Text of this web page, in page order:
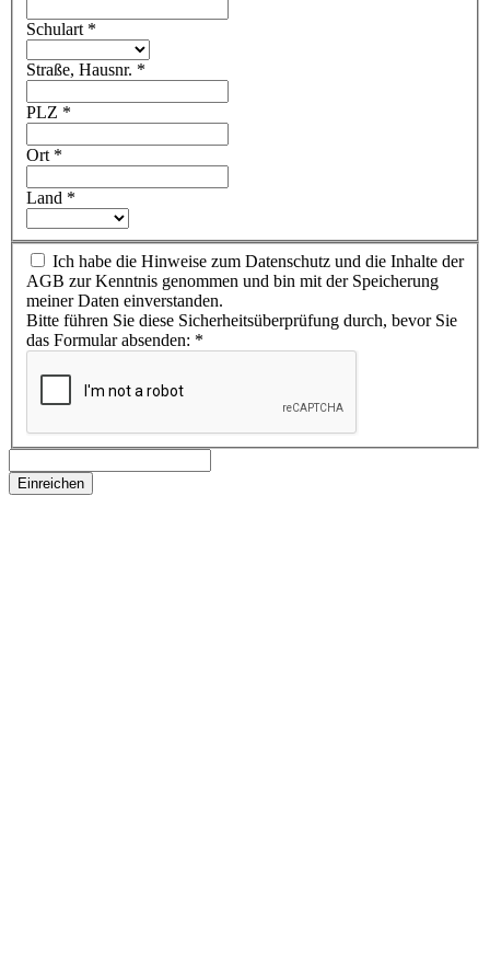
Schulart *
Straße, Hausnr. *
PLZ *
Ort *
Land *
Ich habe die Hinweise zum Datenschutz und die Inhalte der
AGB zur Kenntnis genommen und bin mit der Speicherung
meiner Daten einverstanden.
Bitte führen Sie diese Sicherheitsüberprüfung durch, bevor Sie
das Formular absenden: *